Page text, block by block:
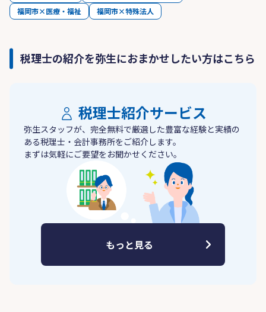
福岡市×医療・福祉
福岡市×特殊法人
税理士の紹介を弥生におまかせしたい方はこちら
税理士紹介サービス
弥生スタッフが、完全無料で厳選した豊富な経験と実績の
ある税理士・会計事務所をご紹介します。
まずは気軽にご要望をお聞かせください。
もっと見る